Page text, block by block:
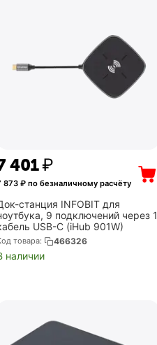
401₽
873 ₽ по безналичному расчёту
станция INFOBIT для
9 подключений через 1
USB-С (iHub 901W)
товара: 466326
наличии